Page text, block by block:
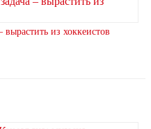
из хоккеистов